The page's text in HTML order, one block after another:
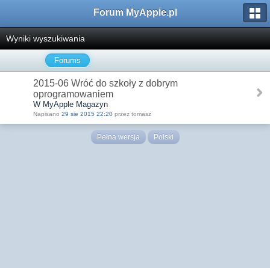
Forum MyApple.pl
Wyniki wyszukiwania
Forums
2015-06 Wróć do szkoły z dobrym
oprogramowaniem
W MyApple Magazyn
Napisano 29 sie 2015 22:20 przez tomasz
Pełna wersja Polski